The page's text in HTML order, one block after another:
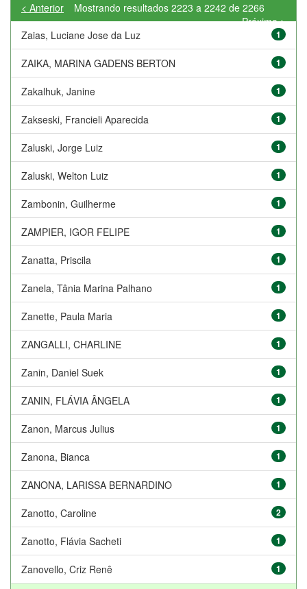
Mostrando resultados 2223 a 2242 de 2266
< Anterior
Próximo >
Zaias, Luciane Jose da Luz
1
ZAIKA, MARINA GADENS BERTON 1
Zakalhuk, Janine 1
Zakseski, Francieli Aparecida 1
Zaluski, Jorge Luiz 1
Zaluski, Welton Luiz 1
Zambonin, Guilherme 1
ZAMPIER, IGOR FELIPE 1
Zanatta, Priscila 1
Zanela, Tânia Marina Palhano 1
Zanette, Paula Maria 1
ZANGALLI, CHARLINE 1
Zanin, Daniel Suek 1
ZANIN, FLÁVIA ÂNGELA 1
Zanon, Marcus Julius 1
Zanona, Bianca 1
ZANONA, LARISSA BERNARDINO 1
Zanotto, Caroline 2
Zanotto, Flávia Sacheti 1
Zanovello, Criz Renê 1